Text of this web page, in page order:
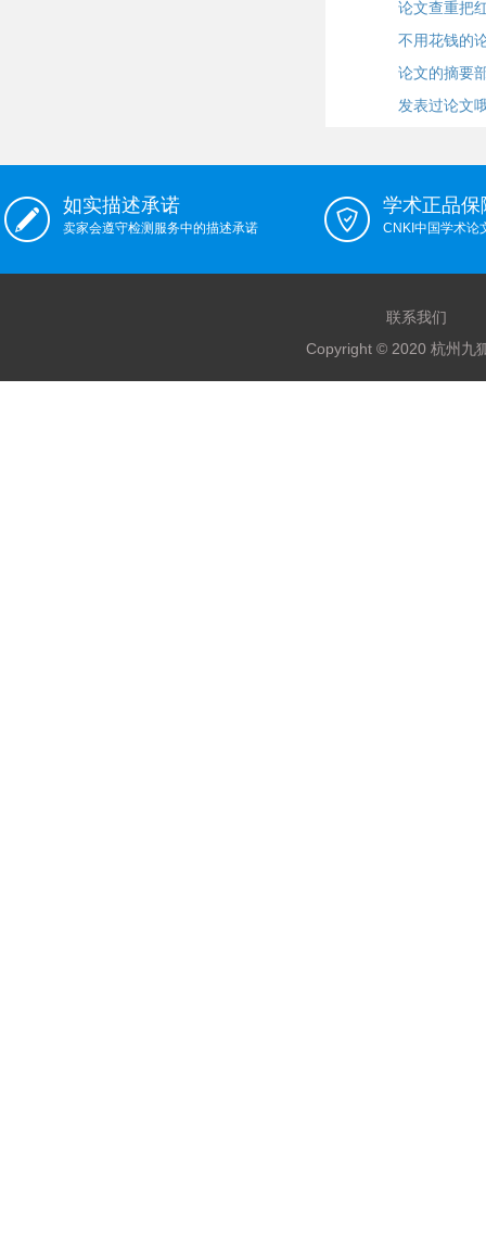
论文查重把
不用花钱的
论文的摘要
发表过论文
如实描述承诺
卖家会遵守检测服务中的描述承诺
学术正品保
CNKI中国学术论
联系我们
Copyright © 2020 杭州九